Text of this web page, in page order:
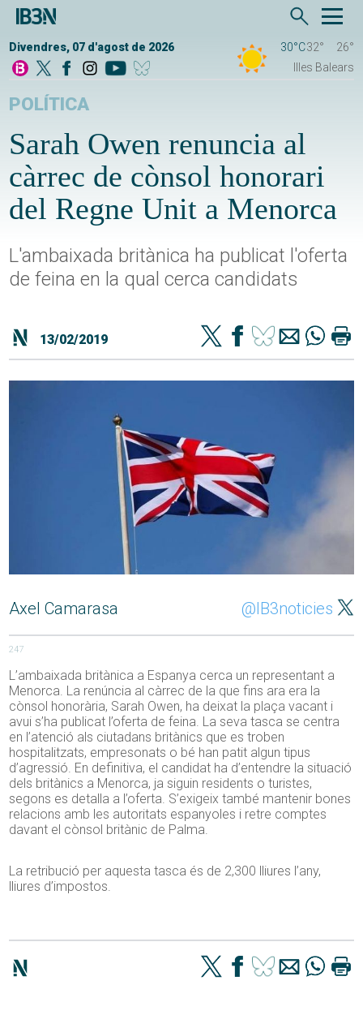
Divendres, 07 d'agost de 2026 30°C32°
26°
Illes Balears
POLÍTICA
Sarah Owen renuncia al
càrrec de cònsol honorari
del Regne Unit a Menorca
L'ambaixada britànica ha publicat l'oferta
de feina en la qual cerca candidats
13/02/2019
Axel Camarasa @IB3noticies
247
L’ambaixada britànica a Espanya cerca un representant a
Menorca. La renúncia al càrrec de la que fins ara era la
cònsol honorària, Sarah Owen, ha deixat la plaça vacant i
avui s’ha publicat l’oferta de feina. La seva tasca se centra
en l’atenció als ciutadans britànics que es troben
hospitalitzats, empresonats o bé han patit algun tipus
d’agressió. En definitiva, el candidat ha d’entendre la situació
dels britànics a Menorca, ja siguin residents o turistes,
segons es detalla a l’oferta. S’exigeix també mantenir bones
relacions amb les autoritats espanyoles i retre comptes
davant el cònsol britànic de Palma.
La retribució per aquesta tasca és de 2,300 lliures l’any,
lliures d’impostos.